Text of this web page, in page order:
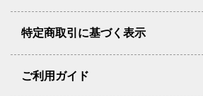
特定商取引に基づく表示
ご利用ガイド